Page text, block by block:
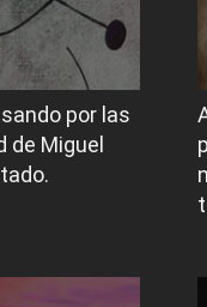
por las
de Miguel